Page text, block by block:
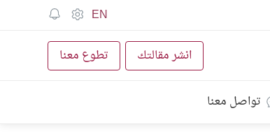
EN
انشر مقالتك تطوع معنا
تواصل معنا